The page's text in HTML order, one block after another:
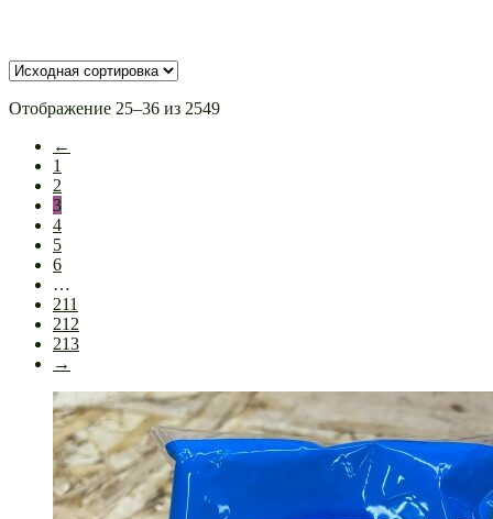
Отображение 25–36 из 2549
←
1
2
3
4
5
6
…
211
212
213
→